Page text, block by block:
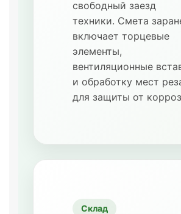
свободный заезд
техники. Смета
включает торцевые
элементы,
вентиляционные
и обработку мест
для защиты от
Склад